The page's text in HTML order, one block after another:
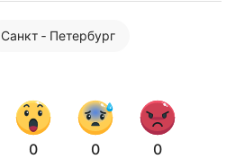
Санкт ‑ Петербург
0 0 0